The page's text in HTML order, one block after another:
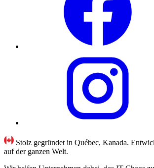
Stolz gegründet in Québec, Kanada.
auf der ganzen Welt.